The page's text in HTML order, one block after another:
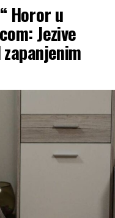
Horor u
Jezive